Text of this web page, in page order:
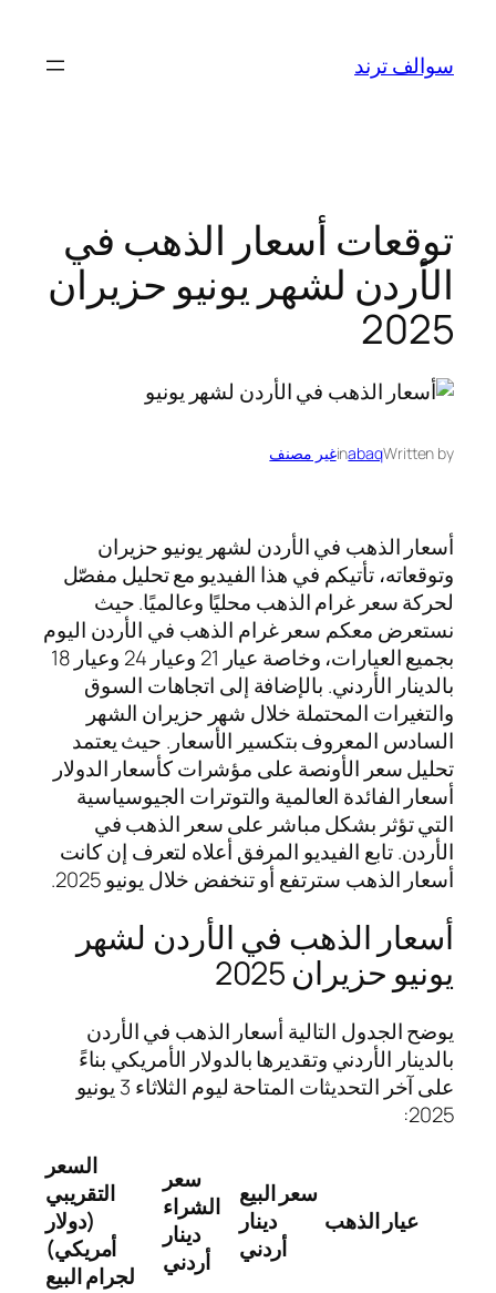
المحتوى
سوالف ترند
توقعات أسعار الذهب في
الأردن لشهر يونيو حزيران
2025
Written by
abaq
inغير مصنف
أسعار الذهب في الأردن لشهر يونيو حزيران
وتوقعاته، تأتيكم في هذا الفيديو مع تحليل مفصّل
لحركة سعر غرام الذهب محليًا وعالميًا. حيث
نستعرض معكم سعر غرام الذهب في الأردن اليوم
بجميع العيارات، وخاصة عيار 21 وعيار 24 وعيار 18
بالدينار الأردني. بالإضافة إلى اتجاهات السوق
والتغيرات المحتملة خلال شهر حزيران الشهر
السادس المعروف بتكسير الأسعار. حيث يعتمد
تحليل سعر الأونصة على مؤشرات كأسعار الدولار
أسعار الفائدة العالمية والتوترات الجيوسياسية
التي تؤثر بشكل مباشر على سعر الذهب في
الأردن. تابع الفيديو المرفق أعلاه لتعرف إن كانت
أسعار الذهب سترتفع أو تنخفض خلال يونيو 2025.
أسعار الذهب في الأردن لشهر
يونيو حزيران 2025
يوضح الجدول التالية أسعار الذهب في الأردن
بالدينار الأردني وتقديرها بالدولار الأمريكي بناءً
على آخر التحديثات المتاحة ليوم الثلاثاء 3 يونيو
2025:
عيار الذهب
سعر البيع
دينار
أردني
سعر
الشراء
دينار
أردني
السعر
التقريبي
(دولار
أمريكي)
لجرام البيع